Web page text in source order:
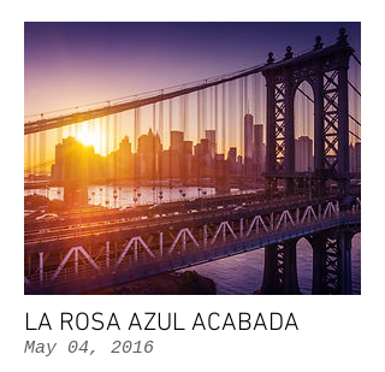
LA ROSA AZUL ACABADA
May 04, 2016